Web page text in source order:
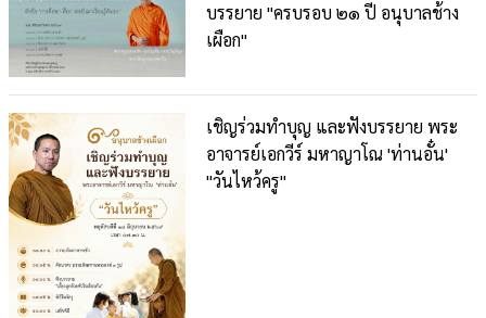
บรรยาย "ครบรอบ ๒๑ ปี อนุบาลช้าง
เผือก"
เชิญร่วมทำบุญ และฟังบรรยาย พระ
อาจารย์เอกวีร์ มหาญาโณ 'ท่านอั๋น'
"วันไหว้ครู"